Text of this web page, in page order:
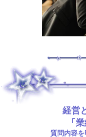
.
経営
「
質問内容を